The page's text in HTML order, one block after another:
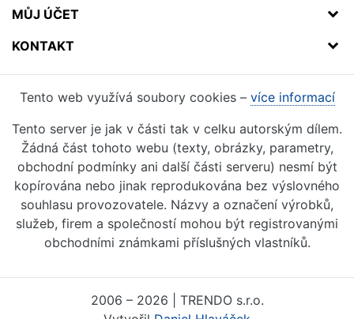
MŮJ ÚČET
KONTAKT
Tento web využívá soubory cookies – více informací
Tento server je jak v části tak v celku autorským dílem.
Žádná část tohoto webu (texty, obrázky, parametry,
obchodní podmínky ani další části serveru) nesmí být
kopírována nebo jinak reprodukována bez výslovného
souhlasu provozovatele. Názvy a označení výrobků,
služeb, firem a společností mohou být registrovanými
obchodními známkami příslušných vlastníků.
2006 – 2026 | TRENDO s.r.o.